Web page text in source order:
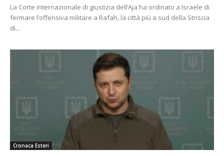
La Corte internazionale di giustizia dell’Aja ha ordinato a Israele di
fermare l’offensiva militare a Rafah, la città più a sud della Striscia
di...
Cronaca Esteri